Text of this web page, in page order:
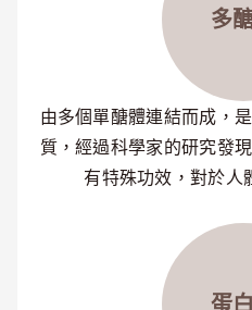
多
由多個單醣體連結而成，
質，經過科學家的研究發
有特殊功效，對於人